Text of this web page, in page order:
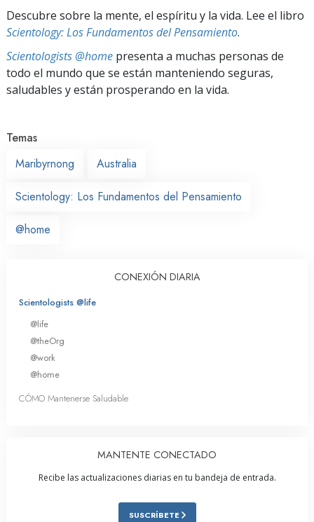
Descubre sobre la mente, el espíritu y la vida. Lee el libro
Scientology: Los Fundamentos del Pensamiento.
Scientologists @home presenta a muchas personas de
todo el mundo que se están manteniendo seguras,
saludables y están prosperando en la vida.
Temas
Maribyrnong
Australia
Scientology: Los Fundamentos del Pensamiento
@home
CONEXIÓN DIARIA
Scientologists @life
@life
@theOrg
@work
@home
CÓMO Mantenerse Saludable
MANTENTE CONECTADO
Recibe las actualizaciones diarias en tu bandeja de entrada.
SUSCRÍBETE